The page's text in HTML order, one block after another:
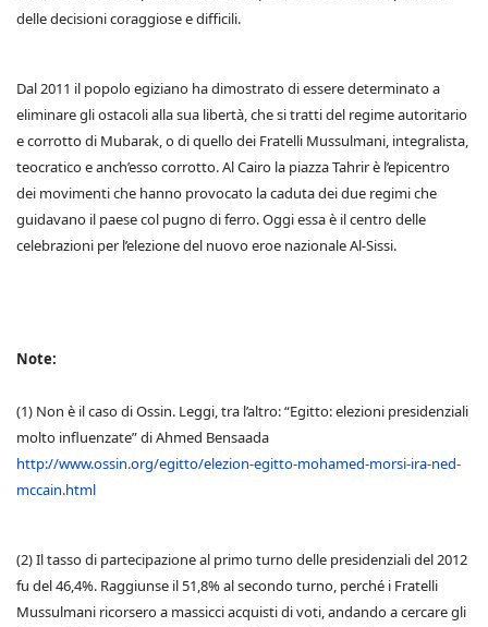
delle decisioni coraggiose e difficili.
Dal 2011 il popolo egiziano ha dimostrato di essere determinato a
eliminare gli ostacoli alla sua libertà, che si tratti del regime autoritario
e corrotto di Mubarak, o di quello dei Fratelli Mussulmani, integralista,
teocratico e anch’esso corrotto. Al Cairo la piazza Tahrir è l’epicentro
dei movimenti che hanno provocato la caduta dei due regimi che
guidavano il paese col pugno di ferro. Oggi essa è il centro delle
celebrazioni per l’elezione del nuovo eroe nazionale Al-Sissi.
Note:
(1) Non è il caso di Ossin. Leggi, tra l’altro: “Egitto: elezioni presidenziali
molto influenzate” di Ahmed Bensaada
http://www.ossin.org/egitto/elezion-egitto-mohamed-morsi-ira-ned-
mccain.html
(2) Il tasso di partecipazione al primo turno delle presidenziali del 2012
fu del 46,4%. Raggiunse il 51,8% al secondo turno, perché i Fratelli
Mussulmani ricorsero a massicci acquisti di voti, andando a cercare gli